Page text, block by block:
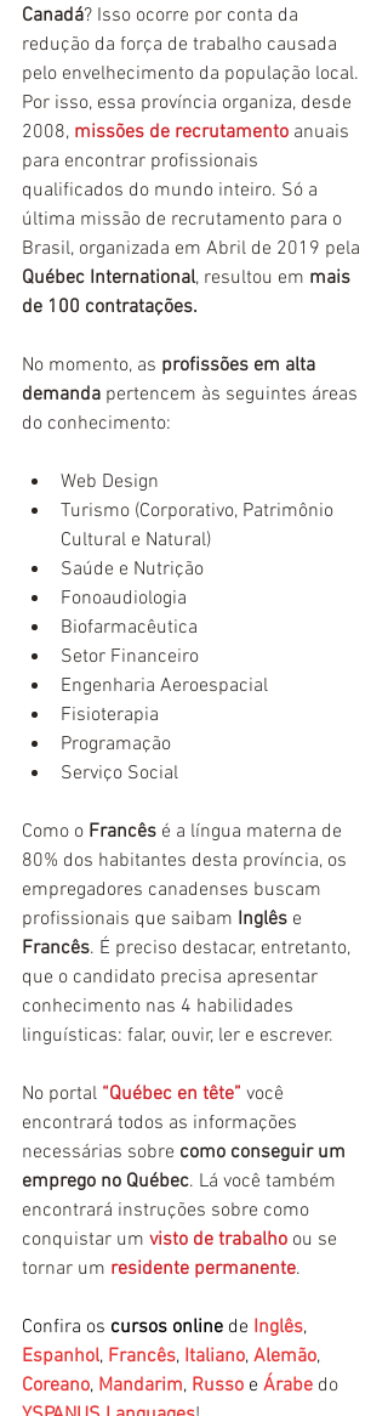
Canadá? Isso ocorre por conta da
redução da força de trabalho causada
pelo envelhecimento da população local.
Por isso, essa província organiza, desde
2008, missões de recrutamento anuais
para encontrar profissionais
qualificados do mundo inteiro. Só a
última missão de recrutamento para o
Brasil, organizada em Abril de 2019 pela
Québec International, resultou em mais
de 100 contratações.
No momento, as profissões em alta
demanda pertencem às seguintes áreas
do conhecimento:
Web Design
Turismo (Corporativo, Patrimônio
Cultural e Natural)
Saúde e Nutrição
Fonoaudiologia
Biofarmacêutica
Setor Financeiro
Engenharia Aeroespacial
Fisioterapia
Programação
Serviço Social
Como o Francês é a língua materna de
80% dos habitantes desta província, os
empregadores canadenses buscam
profissionais que saibam Inglês e
Francês. É preciso destacar, entretanto,
que o candidato precisa apresentar
conhecimento nas 4 habilidades
linguísticas: falar, ouvir, ler e escrever.
No portal “Québec en tête” você
encontrará todos as informações
necessárias sobre como conseguir um
emprego no Québec. Lá você também
encontrará instruções sobre como
conquistar um visto de trabalho ou se
tornar um residente permanente.
Confira os cursos online de Inglês,
Espanhol, Francês, Italiano, Alemão,
Coreano, Mandarim, Russo e Árabe do